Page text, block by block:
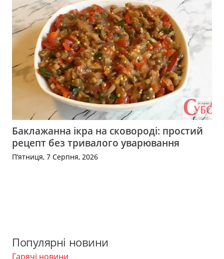
Баклажанна ікра на сковороді: простий
рецепт без тривалого уварювання
П’ятниця, 7 Серпня, 2026
Популярні новини
Гарячі новини